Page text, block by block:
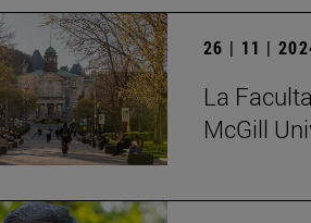
26 | 11 |
La
McGill